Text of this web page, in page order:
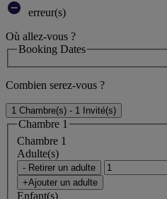
erreur(s)
Où allez-vous ?
Booking Dates
Combien serez-vous ?
1 Chambre(s) - 1 Invité(s)
Chambre 1
Chambre 1
Adulte(s)
- Retirer un adulte
+Ajouter un adulte
Enfant(s)